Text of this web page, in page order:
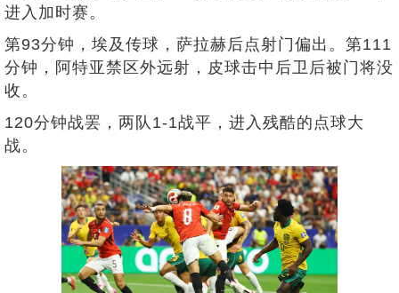
进入加时赛。
第93分钟，埃及传球，萨拉赫后点射门偏出。第111
分钟，阿特亚禁区外远射，皮球击中后卫后被门将没
收。
120分钟战罢，两队1-1战平，进入残酷的点球大
战。